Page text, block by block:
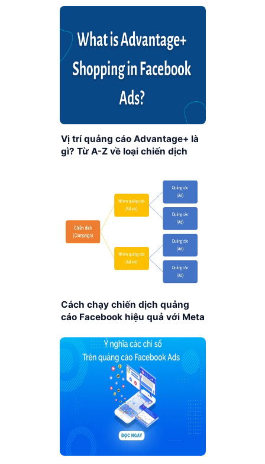
Vị trí quảng cáo Advantage+ là
gì? Từ A-Z về loại chiến dịch
Cách chạy chiến dịch quảng
cáo Facebook hiệu quả với Meta